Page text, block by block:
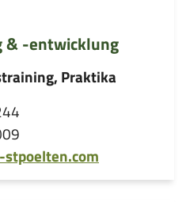
& -entwicklung
Praktika